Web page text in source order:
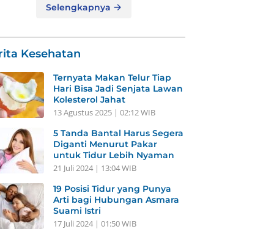
Selengkapnya
Kesehatan
Ternyata Makan Telur Tiap
Hari Bisa Jadi Senjata Lawan
Kolesterol Jahat
13 Agustus 2025 | 02:12 WIB
5 Tanda Bantal Harus Segera
Diganti Menurut Pakar
untuk Tidur Lebih Nyaman
21 Juli 2024 | 13:04 WIB
19 Posisi Tidur yang Punya
Arti bagi Hubungan Asmara
Suami Istri
17 Juli 2024 | 01:50 WIB